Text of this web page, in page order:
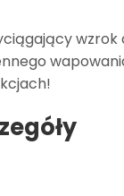
wzrok